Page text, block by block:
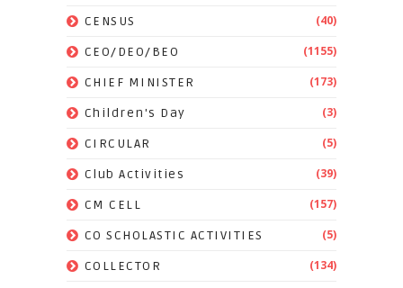
CENSUS (40)
CEO/DEO/BEO (1155)
CHIEF MINISTER (173)
Children's Day (3)
CIRCULAR (5)
Club Activities (39)
CM CELL (157)
CO SCHOLASTIC ACTIVITIES (5)
COLLECTOR (134)